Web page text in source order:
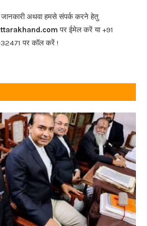
जानकारी अथवा हमसे संपर्क करने हेतु
पर ईमेल करें या +91
पर कॉल करें !